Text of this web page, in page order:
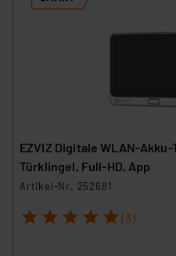
EZVIZ Digitale WLAN-
Türklingel, Full-HD, App
Artikel-Nr. 252681
1 2 3 4 5 (3)